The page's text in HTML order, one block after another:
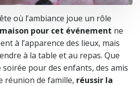
où l’ambiance joue un rôle
pour cet événement ne
à l’apparence des lieux, mais
à la table et au repas. Que
pour des enfants, des amis
réunion de famille, réussir la